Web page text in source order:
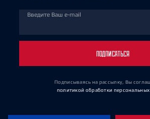
Введите Ваш e-mail
ПОДПИСАТЬСЯ
Подписываясь на рассылку, Вы
политикой обработки